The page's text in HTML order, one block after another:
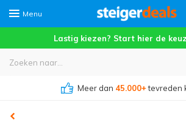
Menu
Lastig kiezen? Start hier de
Meer dan 45.000+tevreden